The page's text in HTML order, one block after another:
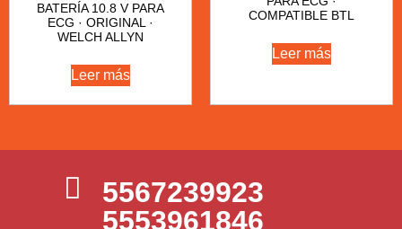
BATERÍA 10.8 V PARA
ECG · ORIGINAL ·
WELCH ALLYN
Leer más
COMPATIBLE BTL
Leer más
5567239923
5553961846